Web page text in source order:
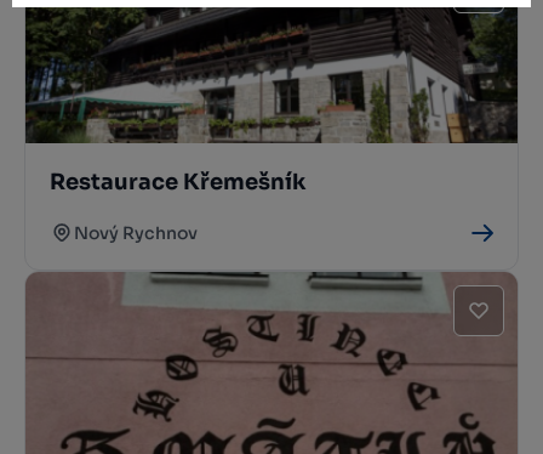
Restaurace Křemešník
Nový Rychnov